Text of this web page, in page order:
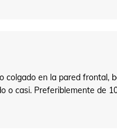
colgado en la pared frontal,
o casi. Preferiblemente de